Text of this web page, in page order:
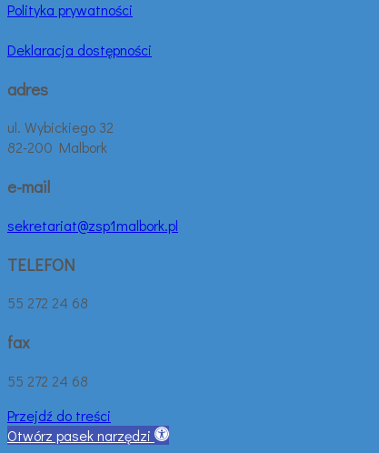
Polityka prywatności
Deklaracja dostępności
adres
ul. Wybickiego 32
82-200 Malbork
e-mail
sekretariat@zsp1malbork.pl
TELEFON
55 272 24 68
fax
55 272 24 68
Przejdź do treści
Otwórz pasek narzędzi